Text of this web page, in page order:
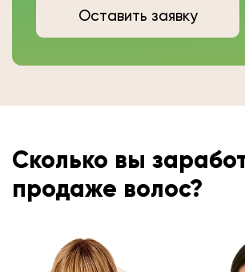
Оставить заявку
Сколько вы
продаже волос?